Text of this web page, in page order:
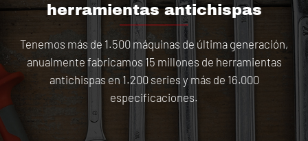
herramientas antichispas
Tenemos más de 1.500 máquinas de última generación,
anualmente fabricamos 15 millones de herramientas
antichispas en 1.200 series y más de 16.000
especificaciones.